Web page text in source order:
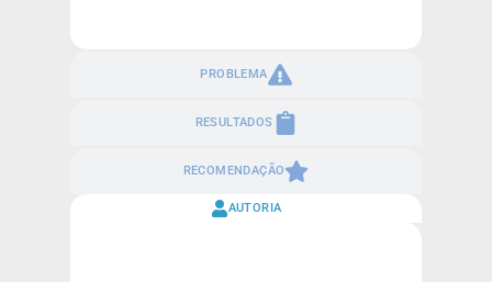
PROBLEMA
RESULTADOS
RECOMENDAÇÃO
AUTORIA